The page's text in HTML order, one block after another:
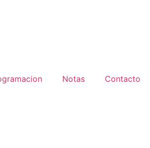
Notas Contacto